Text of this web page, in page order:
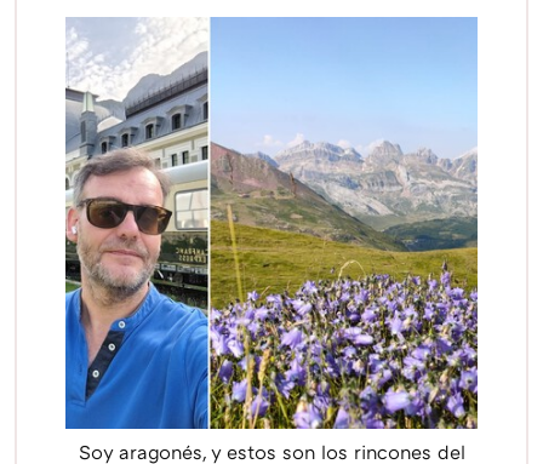
Soy aragonés, y estos son los rincones del